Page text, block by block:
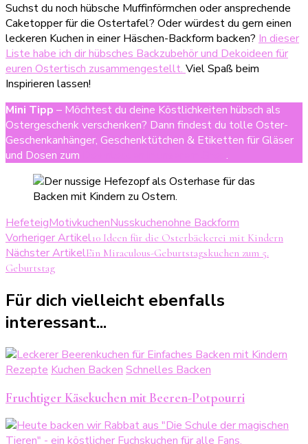
Suchst du noch hübsche Muffinförmchen oder ansprechende
Caketopper für die Ostertafel? Oder würdest du gern einen
leckeren Kuchen in einer Häschen-Backform backen? In dieser
Liste habe ich dir hübsches Backzubehör und Dekoideen für
euren Ostertisch zusammengestellt. Viel Spaß beim
Inspirieren lassen!
Mini Tipp – Möchtest du deine Köstlichkeiten hübsch als
Ostergeschenk verschenken? Dann findest du tolle Oster-
Geschenkanhänger, Geschenktütchen & Etiketten für Gläser
und Dosen zum
.
HefeteigMotivkuchenNusskuchenohne Backform
Beitragsnavigation
Vorheriger Artikel10 Ideen für die Osterbäckerei mit Kindern
Nächster ArtikelEin Miraculous-Geburtstagskuchen zum 5.
Geburtstag
Für dich vielleicht ebenfalls
interessant...
Rezepte Kuchen Backen Schnelles Backen
Fruchtiger Käsekuchen mit Beeren-Potpourri